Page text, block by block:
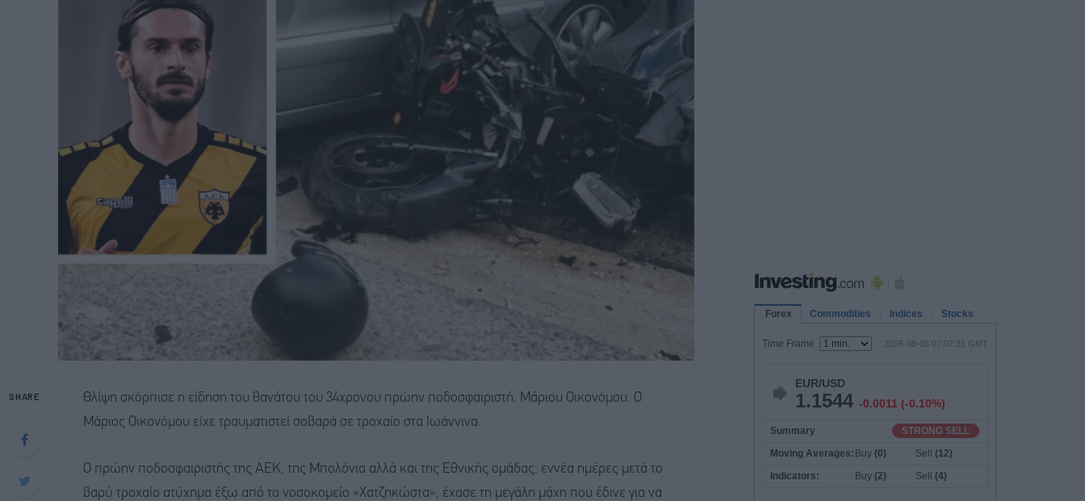
SHARE
Θλίψη σκόρπισε η είδηση του θανάτου του 34χρονου πρώην ποδοσφαιριστή, Μάριου Οικονόμου. Ο
Μάριος Οικονόμου είχε τραυματιστεί σοβαρά σε τροχαίο στα Ιωάννινα.
Ο πρώην ποδοσφαιριστής της ΑΕΚ, της Μπολόνια αλλά και της Εθνικής ομάδας, εννέα ημέρες μετά το
βαρύ τροχαίο ατύχημα έξω από το νοσοκομείο «Χατζηκώστα», έχασε τη μεγάλη μάχη που έδινε για να